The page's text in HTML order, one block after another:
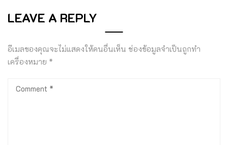
LEAVE A REPLY
อีเมลของคุณจะไม่แสดงให้คนอื่นเห็น ช่องข้อมูลจำเป็นถูกทำ
เครื่องหมาย *